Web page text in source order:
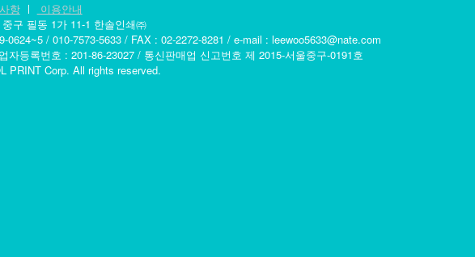
항ㅣ
이용안내
구 필동 1가 11-1 한솔인쇄㈜
0624~5 / 010-7573-5633 / FAX : 02-2272-8281 / e-mail : leewoo5633@nate.com
자등록번호 : 201-86-23027 / 통신판매업 신고번호 제 2015-서울중구-0191호
PRINT Corp. All rights reserved.